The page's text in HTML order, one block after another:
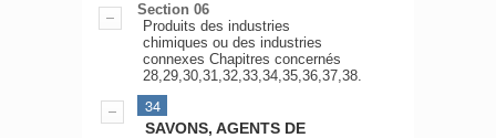
Section 06
Produits des industries
chimiques ou des industries
connexes Chapitres concernés
28,29,30,31,32,33,34,35,36,37,38.
34
SAVONS, AGENTS DE